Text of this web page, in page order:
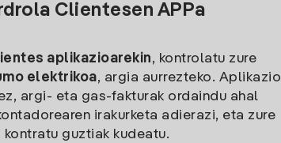
Clientesen APPa
aplikazioarekin, kontrolatu zure
elektrikoa, argia aurrezteko. Aplikazio
argi- eta gas-fakturak ordaindu ahal
irakurketa adierazi, eta zure
kontratu guztiak kudeatu.